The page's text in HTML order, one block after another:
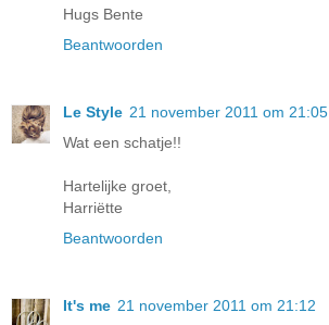
Hugs Bente
Beantwoorden
Le Style 21 november 2011 om 21:05
Wat een schatje!!
Hartelijke groet,
Harriëtte
Beantwoorden
It's me 21 november 2011 om 21:12